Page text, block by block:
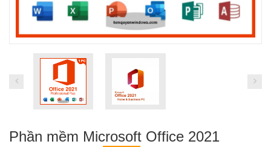
Phần mềm Microsoft Office 2021